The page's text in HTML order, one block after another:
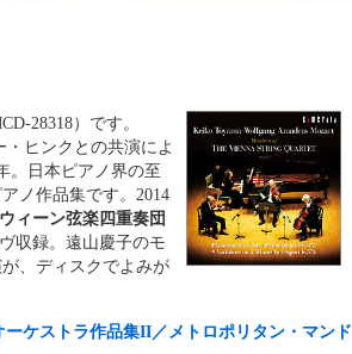
28318）です。
ヒンクとの共演によ
。日本ピアノ界の至
ノ作品集です。2014
ウィーン弦楽四重奏団
収録。遠山慶子のモ
、ディスクでよみが
ーケストラ作品集II／メトロポリタン・マンド